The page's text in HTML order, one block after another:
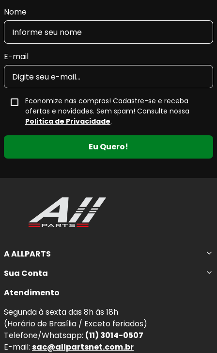
Nome
E-mail
Economize nas compras! Cadastre-se e receba
ofertas e novidades. Sem spam! Consulte nossa
Política de Privacidade.
Eu Quero!
A ALLPARTS
Sua Conta
Atendimento
Segunda à sexta das 8h às 18h
(Horário de Brasília / Exceto feriados)
Telefone/Whatsapp: (11) 3014-0507
E-mail: sac@allpartsnet.com.br